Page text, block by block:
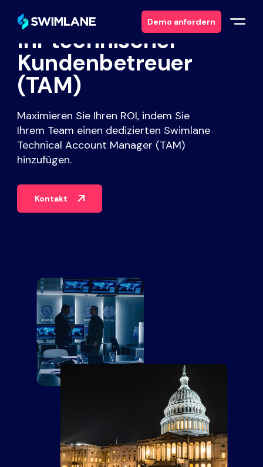
Demo anfordern
Warum Swimlane
Produkte
Ressourcen
Kontakt
Blog
Unterstützung
Demo anfordern
Ihr technischer
Kundenbetreuer
(TAM)
Maximieren Sie Ihren ROI, indem Sie
Ihrem Team einen dedizierten Swimlane
Technical Account Manager (TAM)
hinzufügen.
Kontakt